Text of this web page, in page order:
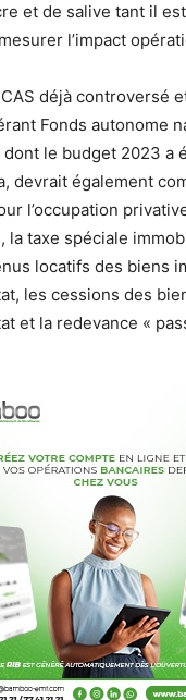
et de salive tant il
l’impact
déjà controversé
Fonds autonome
le budget 2023 a
devrait également
l’occupation
la taxe spéciale
locatifs des biens
les cessions des
et la redevance «